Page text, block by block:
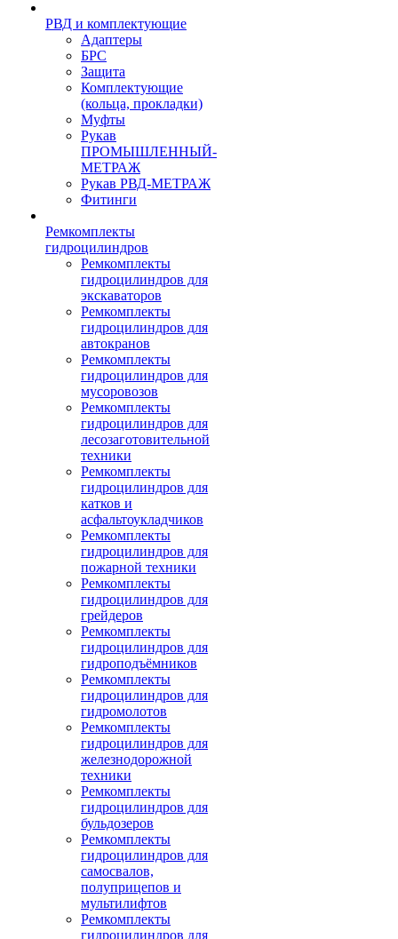
РВД и комплектующие
Адаптеры
БРС
Защита
Комплектующие
(кольца, прокладки)
Муфты
Рукав
ПРОМЫШЛЕННЫЙ-
МЕТРАЖ
Рукав РВД-МЕТРАЖ
Фитинги
Ремкомплекты
гидроцилиндров
Ремкомплекты
гидроцилиндров для
экскаваторов
Ремкомплекты
гидроцилиндров для
автокранов
Ремкомплекты
гидроцилиндров для
мусоровозов
Ремкомплекты
гидроцилиндров для
лесозаготовительной
техники
Ремкомплекты
гидроцилиндров для
катков и
асфальтоукладчиков
Ремкомплекты
гидроцилиндров для
пожарной техники
Ремкомплекты
гидроцилиндров для
грейдеров
Ремкомплекты
гидроцилиндров для
гидроподъёмников
Ремкомплекты
гидроцилиндров для
гидромолотов
Ремкомплекты
гидроцилиндров для
железнодорожной
техники
Ремкомплекты
гидроцилиндров для
бульдозеров
Ремкомплекты
гидроцилиндров для
самосвалов,
полуприцепов и
мультилифтов
Ремкомплекты
гидроцилиндров для